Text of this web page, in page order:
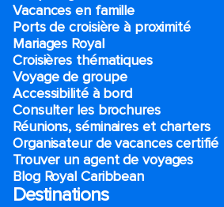
Vacances en famille
Ports de croisière à proximité
Mariages Royal
Croisières thématiques
Voyage de groupe​
Accessibilité à bord​
Consulter les brochures
Réunions, séminaires et charters
Organisateur de vacances certifié
Trouver un agent de voyages
Blog Royal Caribbean
Destinations